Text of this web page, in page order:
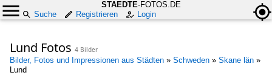
STAEDTE-FOTOS.DE
Suche
Registrieren Login
Lund Fotos 4 Bilder
Bilder, Fotos und Impressionen aus Städten » Schweden » Skane län »
Lund